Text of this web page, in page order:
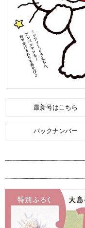
最新号はこちら
バックナンバー